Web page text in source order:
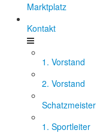
Marktplatz
Kontakt
1. Vorstand
2. Vorstand
Schatzmeister
1. Sportleiter